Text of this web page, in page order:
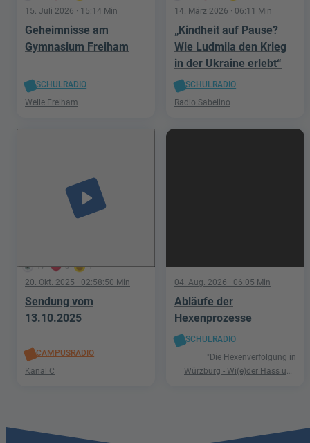
15. Juli 2026 · 15:14 Min
Geheimnisse am
Gymnasium Freiham
SCHULRADIO
Welle Freiham
14. März 2026 · 06:11 Min
„Kindheit auf Pause?
Wie Ludmila den Krieg
in der Ukraine erlebt“
SCHULRADIO
Radio Sabelino
17 0 1
play_arrow
20. Okt. 2025 · 02:58:50 Min
Sendung vom
13.10.2025
CAMPUSRADIO
Kanal C
04. Aug. 2026 · 06:05 Min
Abläufe der
Hexenprozesse
SCHULRADIO
"Die Hexenverfolgung in
Würzburg - Wi(e)der Hass und